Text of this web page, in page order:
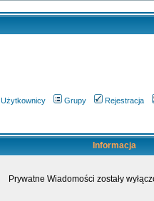
Użytkownicy Grupy Rejestracja
Informacja
Prywatne Wiadomości zostały